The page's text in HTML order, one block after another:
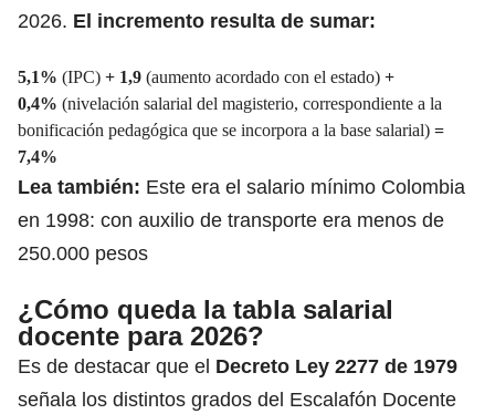
2026. El incremento resulta de sumar:
5,1% (IPC) + 1,9 (aumento acordado con el estado) +
0,4% (nivelación salarial del magisterio, correspondiente a la
bonificación pedagógica que se incorpora a la base salarial) =
7,4%
Lea también: Este era el salario mínimo Colombia
en 1998: con auxilio de transporte era menos de
250.000 pesos
¿Cómo queda la tabla salarial
docente para 2026?
Es de destacar que el Decreto Ley 2277 de 1979
señala los distintos grados del Escalafón Docente